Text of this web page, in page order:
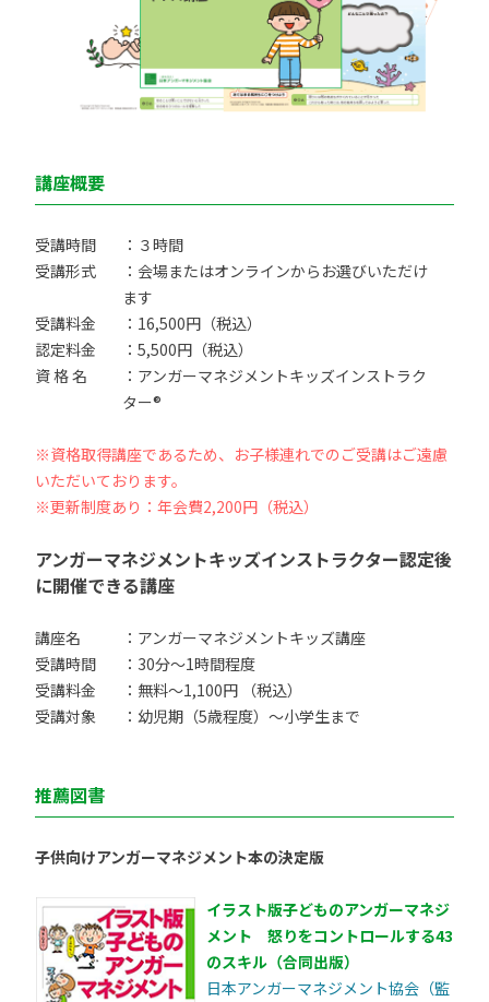
講座概要
受講時間
：３時間
受講形式
：会場またはオンラインからお選びいただけ
ます
受講料金
：16,500円（税込）
認定料金
：5,500円（税込）
資 格 名
：アンガーマネジメントキッズインストラク
ター®
※資格取得講座であるため、お子様連れでのご受講はご遠慮
いただいております。
※更新制度あり：年会費2,200円（税込）
アンガーマネジメントキッズインストラクター認定後
に開催できる講座
講座名
：アンガーマネジメントキッズ講座
受講時間
：30分〜1時間程度
受講料金
：無料〜1,100円 （税込）
受講対象
：幼児期（5歳程度）〜小学生まで
推薦図書
子供向けアンガーマネジメント本の決定版
イラスト版子どものアンガーマネジ
メント 怒りをコントロールする43
のスキル（合同出版）
日本アンガーマネジメント協会（監